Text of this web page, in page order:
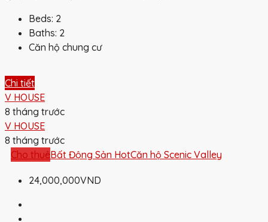
Beds: 2
Baths: 2
Căn hộ chung cư
Chi tiết
V HOUSE
8 tháng trước
V HOUSE
8 tháng trước
Cho thuêBất Động Sản HotCăn hộ Scenic Valley
24,000,000VND